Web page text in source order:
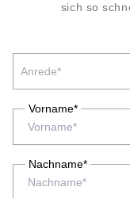
sich so
Anrede*
Vorname*
Nachname*